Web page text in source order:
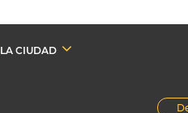
LA CIUDAD